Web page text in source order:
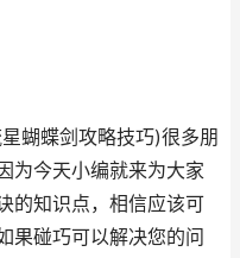
蝴蝶剑攻略技巧)很多朋
为今天小编就来为大家
的知识点，相信应该可
果碰巧可以解决您的问